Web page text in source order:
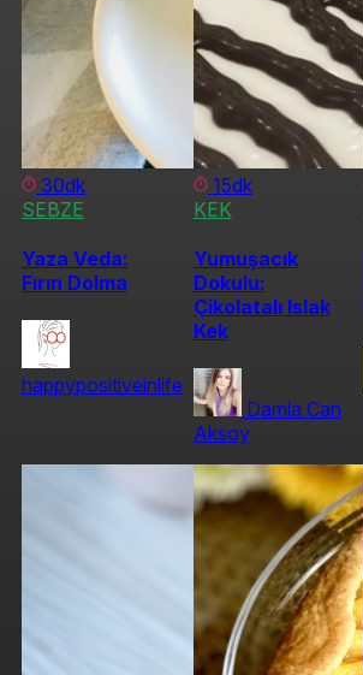
30dk
SEBZE
Yaza Veda:
Fırın Dolma
happypositiveinlife
15dk
KEK
Yumuşacık
Dokulu:
Çikolatalı Islak
Kek
Damla Can
Aksoy